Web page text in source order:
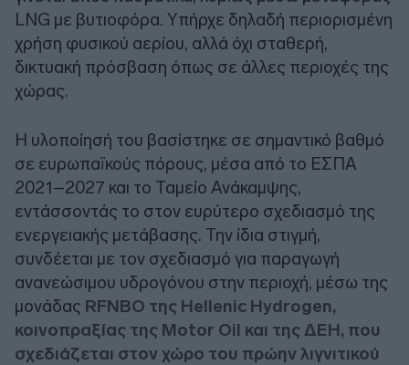
LNG με βυτιοφόρα. Υπήρχε δηλαδή περιορισμένη
χρήση φυσικού αερίου, αλλά όχι σταθερή,
δικτυακή πρόσβαση όπως σε άλλες περιοχές της
χώρας.
Η υλοποίησή του βασίστηκε σε σημαντικό βαθμό
σε ευρωπαϊκούς πόρους, μέσα από το ΕΣΠΑ
2021–2027 και το Ταμείο Ανάκαμψης,
εντάσσοντάς το στον ευρύτερο σχεδιασμό της
ενεργειακής μετάβασης. Την ίδια στιγμή,
συνδέεται με τον σχεδιασμό για παραγωγή
ανανεώσιμου υδρογόνου στην περιοχή, μέσω της
μονάδας RFNBO της Hellenic Hydrogen,
κοινοπραξίας της Motor Oil και της ΔΕΗ, που
σχεδιάζεται στον χώρο του πρώην λιγνιτικού